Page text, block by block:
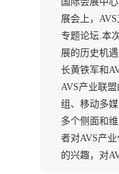
展会上，
专题论坛.本
展的历史机
长黄铁军和
AVS产业联
组、移动多
多个侧面和
者对AVS产
的兴趣，对